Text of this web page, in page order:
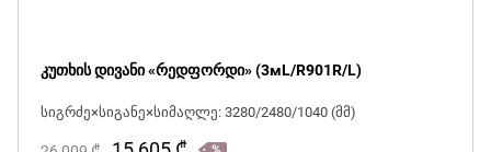
კუთხის დივანი «რედფორდი» (3мL/R901R/L)
სიგრძე×სიგანე×სიმაღლე: 3280/2480/1040 (მმ)